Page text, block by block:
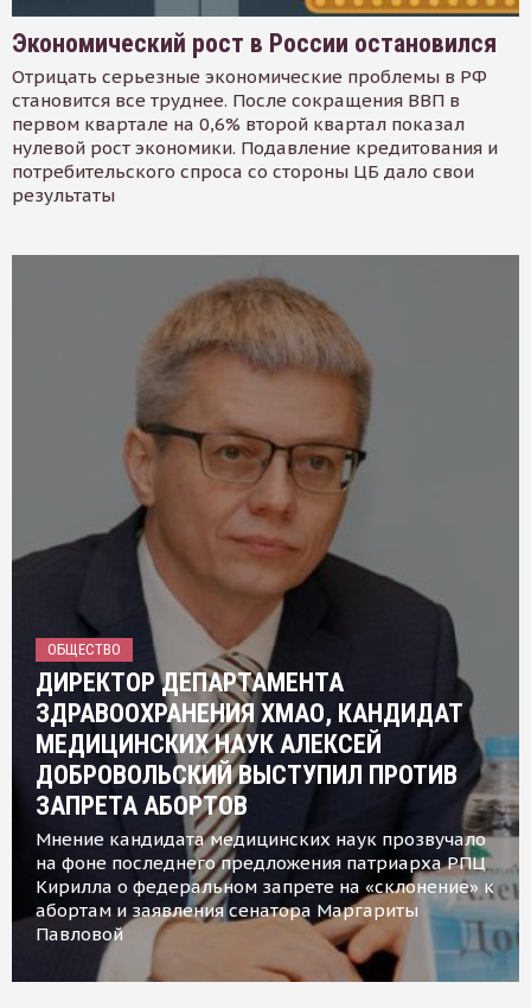
Экономический рост в России остановился
Отрицать серьезные экономические проблемы в РФ
становится все труднее. После сокращения ВВП в
первом квартале на 0,6% второй квартал показал
нулевой рост экономики. Подавление кредитования и
потребительского спроса со стороны ЦБ дало свои
результаты
ОБЩЕСТВО
ДИРЕКТОР ДЕПАРТАМЕНТА
ЗДРАВООХРАНЕНИЯ ХМАО, КАНДИДАТ
МЕДИЦИНСКИХ НАУК АЛЕКСЕЙ
ДОБРОВОЛЬСКИЙ ВЫСТУПИЛ ПРОТИВ
ЗАПРЕТА АБОРТОВ
Мнение кандидата медицинских наук прозвучало
на фоне последнего предложения патриарха РПЦ
Кирилла о федеральном запрете на «склонение» к
абортам и заявления сенатора Маргариты
Павловой